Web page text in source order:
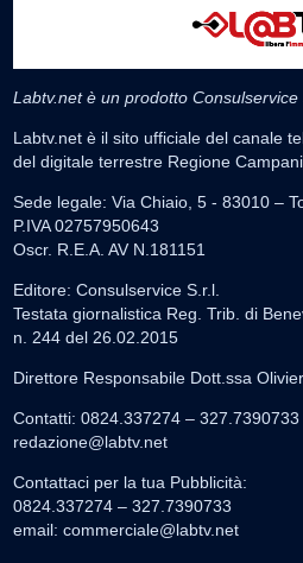
Labtv.net è un prodotto Consulservice
Labtv.net è il sito ufficiale del canale
del digitale terrestre Regione
Sede legale: Via Chiaio, 5 - 83010 –
P.IVA 02757950643
Oscr. R.E.A. AV N.181151
Editore: Consulservice S.r.l.
Testata giornalistica Reg. Trib. di
n. 244 del 26.02.2015
Direttore Responsabile Dott.ssa
Contatti: 0824.337274 – 327.7390733
redazione@labtv.net
Contattaci per la tua Pubblicità:
0824.337274 – 327.7390733
email: commerciale@labtv.net